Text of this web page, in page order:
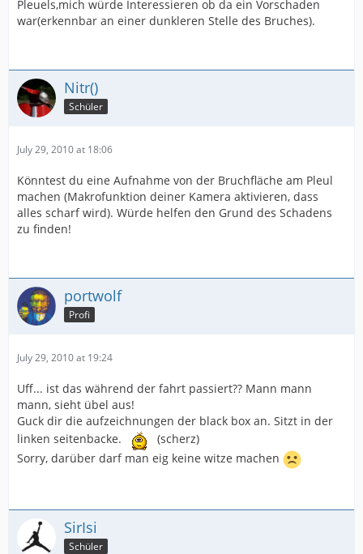
Pleuels,mich würde Interessieren ob da ein Vorschaden
war(erkennbar an einer dunkleren Stelle des Bruches).
Nitr()
Schüler
July 29, 2010 at 18:06
Könntest du eine Aufnahme von der Bruchfläche am Pleul
machen (Makrofunktion deiner Kamera aktivieren, dass
alles scharf wird). Würde helfen den Grund des Schadens
zu finden!
portwolf
Profi
July 29, 2010 at 19:24
Uff... ist das während der fahrt passiert?? Mann mann
mann, sieht übel aus!
Guck dir die aufzeichnungen der black box an. Sitzt in der
linken seitenbacke.
(scherz)
Sorry, darüber darf man eig keine witze machen
SirIsi
Schüler